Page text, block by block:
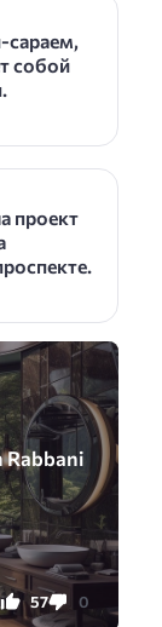
сараем,
собой
проект
Rabbani
57 0